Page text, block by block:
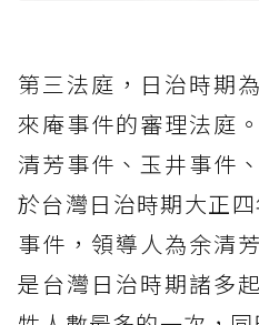
第三法庭，日治時期
來庵事件的審理法庭
清芳事件、玉井事件
於台灣日治時期大正
事件，領導人為余清
是台灣日治時期諸多